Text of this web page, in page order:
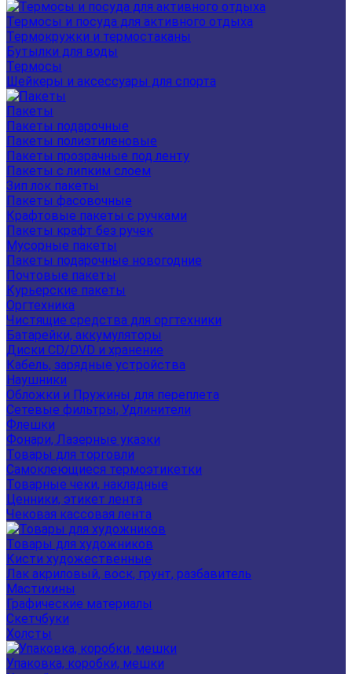
Термосы и посуда для активного отдыха
Термокружки и термостаканы
Бутылки для воды
Термосы
Шейкеры и аксессуары для спорта
Пакеты
Пакеты подарочные
Пакеты полиэтиленовые
Пакеты прозрачные под ленту
Пакеты с липким слоем
Зип лок пакеты
Пакеты фасовочные
Крафтовые пакеты с ручками
Пакеты крафт без ручек
Мусорные пакеты
Пакеты подарочные новогодние
Почтовые пакеты
Курьерские пакеты
Оргтехника
Чистящие средства для оргтехники
Батарейки, аккумуляторы
Диски CD/DVD и хранение
Кабель, зарядные устройства
Наушники
Обложки и Пружины для переплета
Сетевые фильтры, Удлинители
Флешки
Фонари, Лазерные указки
Товары для торговли
Самоклеющиеся термоэтикетки
Товарные чеки, накладные
Ценники, этикет лента
Чековая кассовая лента
Товары для художников
Кисти художественные
Лак акриловый, воск, грунт, разбавитель
Мастихины
Графические материалы
Скетчбуки
Холсты
Упаковка, коробки, мешки